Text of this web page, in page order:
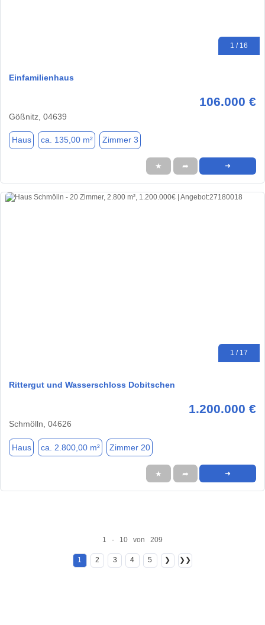
1 / 16
Einfamilienhaus
106.000 €
Gößnitz, 04639
Haus ca. 135,00 m² Zimmer 3
★ ➦ ➜
1 / 17
Rittergut und Wasserschloss Dobitschen
1.200.000 €
Schmölln, 04626
Haus ca. 2.800,00 m² Zimmer 20
★ ➦ ➜
1 - 10 von 209
1 2 3 4 5 ❯ ❯❯